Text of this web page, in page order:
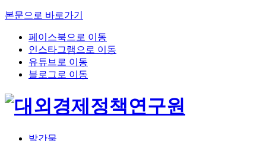
본문으로 바로가기
페이스북으로 이동
인스타그램으로 이동
유튜브로 이동
블로그로 이동
발간물